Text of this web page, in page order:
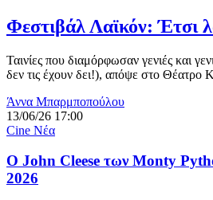
Φεστιβάλ Λαϊκόν: Έτσι
Ταινίες που διαμόρφωσαν γενιές και
δεν τις έχουν δει!), απόψε στο Θέατρο
Άννα Μπαρμποπούλου
13/06/26 17:00
Cine Νέα
O John Cleese των Monty
2026